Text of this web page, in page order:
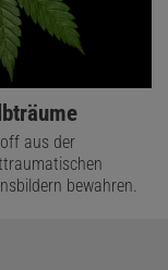
aus der
bewahren.